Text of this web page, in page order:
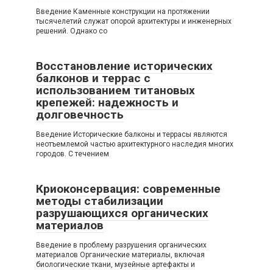
Введение Каменные конструкции на протяжении
тысячелетий служат опорой архитектуры и инженерных
решений. Однако со
Восстановление исторических
балконов и террас с
использованием титановых
крепежей: надежность и
долговечность
Введение Исторические балконы и террасы являются
неотъемлемой частью архитектурного наследия многих
городов. С течением
Криоконсервация: современные
методы стабилизации
разрушающихся органических
материалов
Введение в проблему разрушения органических
материалов Органические материалы, включая
биологические ткани, музейные артефакты и